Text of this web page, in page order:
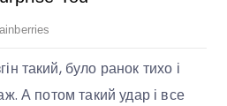
такий, було ранок тихо і
А потом такий удар і все